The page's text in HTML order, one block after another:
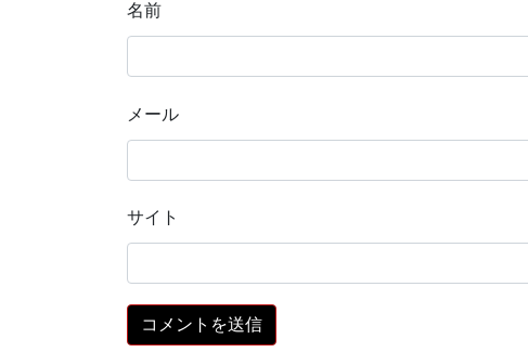
名前
メール
サイト